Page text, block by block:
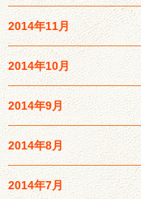
2014年11月
2014年10月
2014年9月
2014年8月
2014年7月